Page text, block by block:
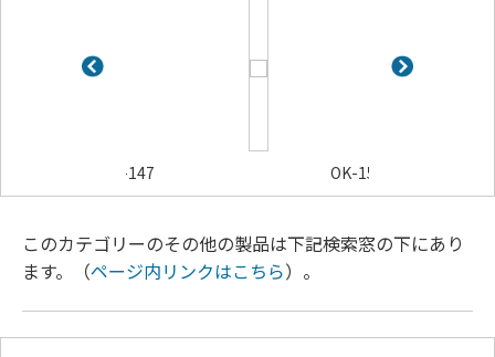
このカテゴリーのその他の製品は下記検索窓の下にあり
ます。（ページ内リンクはこちら）。